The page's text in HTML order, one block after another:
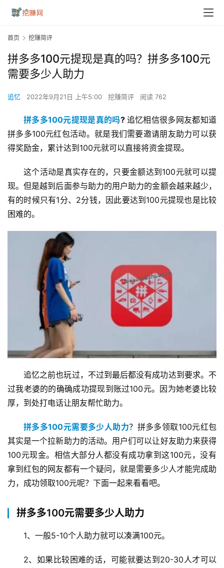
首页 挖赚简评
拼多多100元提现是真的吗？拼多多100元
需要多少人助力
追忆 2022年9月21日 上午5:00 挖赚简评 阅读 762
拼多多100元提现是真的吗? 追忆相信很多网友都知道
拼多多100元红包活动。就是我们需要邀请朋友助力可以获
得奖励金，累计达到100元就可以直接将资金提现。
这个活动是真实存在的，只要金额达到100元就可以提
现。但是越到后面参与助力的用户助力的金额会越来越少，
有的时候只有1分、2分钱，因此要达到100元提现也是比较
困难的。
追忆之前也玩过，不过到最后都没有成功达到要求。不
过我老婆的的确确成功提现到账过100元。因为她老婆比较
厚，到处打电话让朋友帮忙助力。
拼多多100元需要多少人助力？拼多多领取100元红包
其实是一个拉新助力的活动。用户们可以让好友助力来获得
100元现金。相信大部分人都没有成功拿到这100元，没有
拿到红包的网友都有一个疑问，就是需要多少人才能完成助
力，成功领取100元呢？下面一起来看看吧。
拼多多100元需要多少人助力
1、一般5-10个人助力就可以凑满100元。
2、如果比较困难的话，可能就要达到20-30人才可以